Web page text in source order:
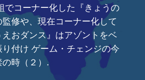
でコーナー化した『きょうの
修や、現在コーナー化して
おダンス』はアゾントをベ
付け ゲーム・チェンジの今
時（２）.